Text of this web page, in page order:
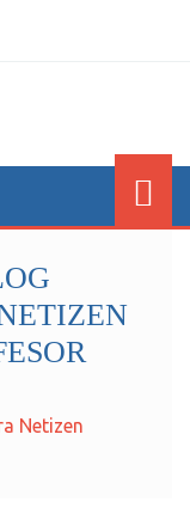
Netizen